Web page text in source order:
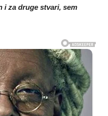
i za druge stvari, sem